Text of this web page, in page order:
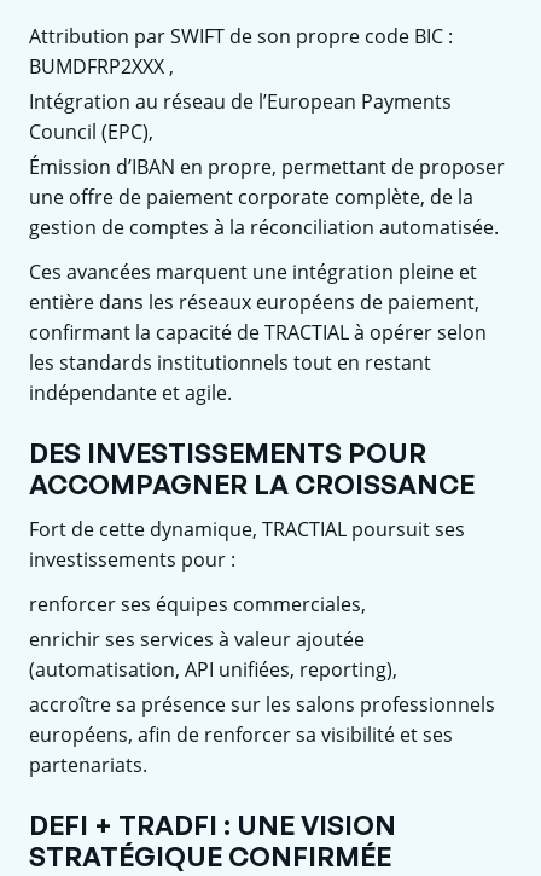
Attribution par SWIFT de son propre code BIC :
BUMDFRP2XXX ,
Intégration au réseau de l’European Payments
Council (EPC),
Émission d’IBAN en propre, permettant de proposer
une offre de paiement corporate complète, de la
gestion de comptes à la réconciliation automatisée.
Ces avancées marquent une intégration pleine et
entière dans les réseaux européens de paiement,
confirmant la capacité de TRACTIAL à opérer selon
les standards institutionnels tout en restant
indépendante et agile.
DES INVESTISSEMENTS POUR
ACCOMPAGNER LA CROISSANCE
Fort de cette dynamique, TRACTIAL poursuit ses
investissements pour :
renforcer ses équipes commerciales,
enrichir ses services à valeur ajoutée
(automatisation, API unifiées, reporting),
accroître sa présence sur les salons professionnels
européens, afin de renforcer sa visibilité et ses
partenariats.
DEFI + TRADFI : UNE VISION
STRATÉGIQUE CONFIRMÉE